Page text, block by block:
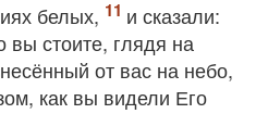
белых,
и сказали:
вы стоите, глядя на
от вас на небо,
как вы видели Его